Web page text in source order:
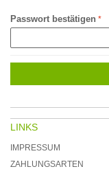
Passwort bestätigen
LINKS
IMPRESSUM
ZAHLUNGSARTEN